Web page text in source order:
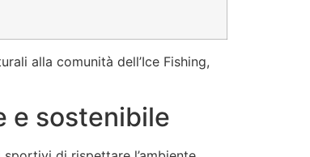
alla comunità dell’Ice Fishing,
e sostenibile